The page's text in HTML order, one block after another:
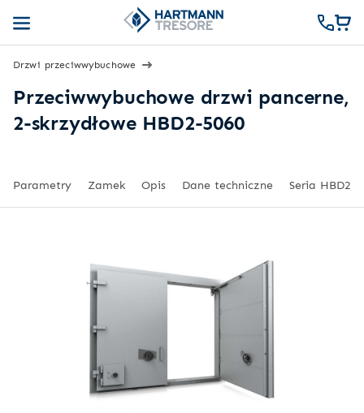
Drzwi przeciwwybuchowe
Przeciwwybuchowe drzwi pancerne,
2-skrzydłowe HBD2-5060
Parametry Zamek Opis Dane techniczne Seria HBD2